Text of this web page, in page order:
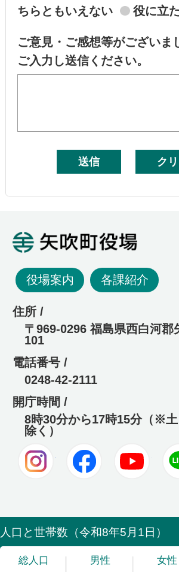
ちらともいえない
役に立
ご意見・ご感想等がございま
ご入力し送信ください。
役場案内 各課紹介
住所 /
〒969-0296 福島県西白河郡
101
電話番号 /
0248-42-2111
開庁時間 /
8時30分から17時15分（※
除く）
Instagram Facebook